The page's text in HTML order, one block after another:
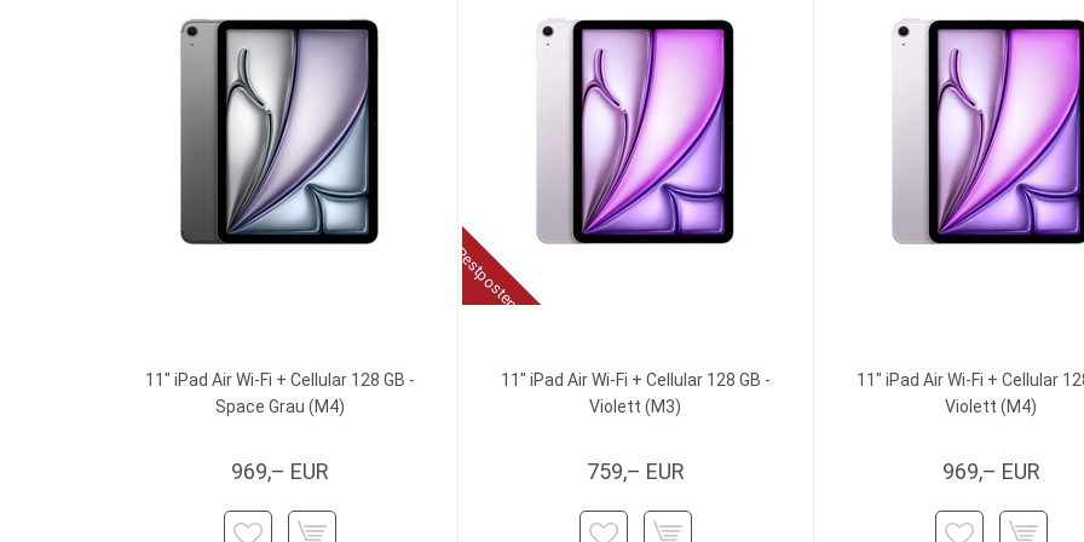
11" iPad Air Wi-Fi + Cellular 128 GB -
Space Grau (M4)
969,– EUR
Restposten
11" iPad Air Wi-Fi + Cellular 128 GB -
Violett (M3)
759,– EUR
11" iPad Air Wi-Fi + Cellular
Violett (M4)
969,– EUR